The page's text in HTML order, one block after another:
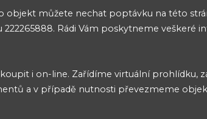
objekt můžete nechat poptávku na této
Rádi Vám poskytneme veškeré
i on-line. Zařídíme virtuální prohlídku,
a v případě nutnosti převezmeme